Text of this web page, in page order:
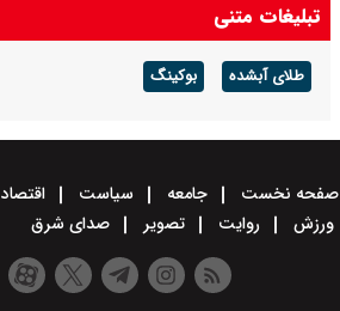
تبلیغات متنی
طلای آبشده بوکینگ
صفحه نخست جامعه سیاست اقتصاد
ورزش
روایت تصویر صدای شرق